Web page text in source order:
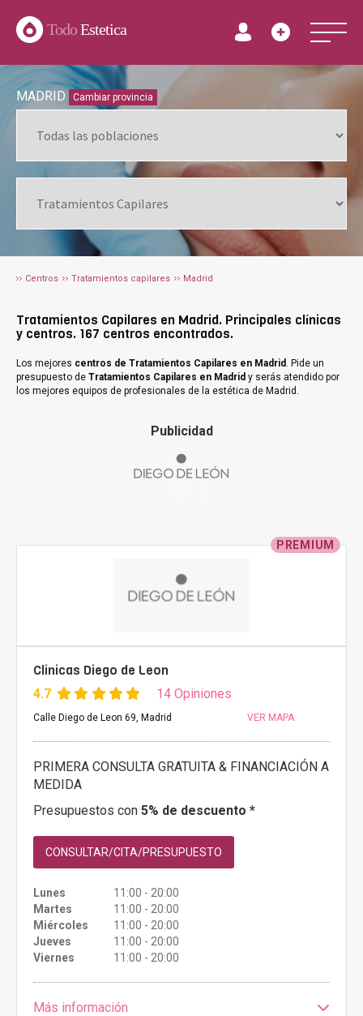
TodoEstetica
MADRID Cambiar provincia
Centros Tratamientos capilares Madrid
Tratamientos Capilares en Madrid. Principales clínicas
y centros. 167 centros encontrados.
Los mejores centros de Tratamientos Capilares en Madrid . Pide un
presupuesto de Tratamientos Capilares en Madrid y serás atendido por
los mejores equipos de profesionales de la estética de Madrid.
Publicidad
PREMIUM
Clinicas Diego de Leon
4.7 14 Opiniones
Calle Diego de Leon 69, Madrid VER MAPA
PRIMERA CONSULTA GRATUITA & FINANCIACIÓN A
MEDIDA
Presupuestos con 5% de descuento *
CONSULTAR/CITA/PRESUPUESTO
Lunes
11:00 - 20:00
Martes
11:00 - 20:00
Miércoles
11:00 - 20:00
Jueves
11:00 - 20:00
Viernes
11:00 - 20:00
Más información